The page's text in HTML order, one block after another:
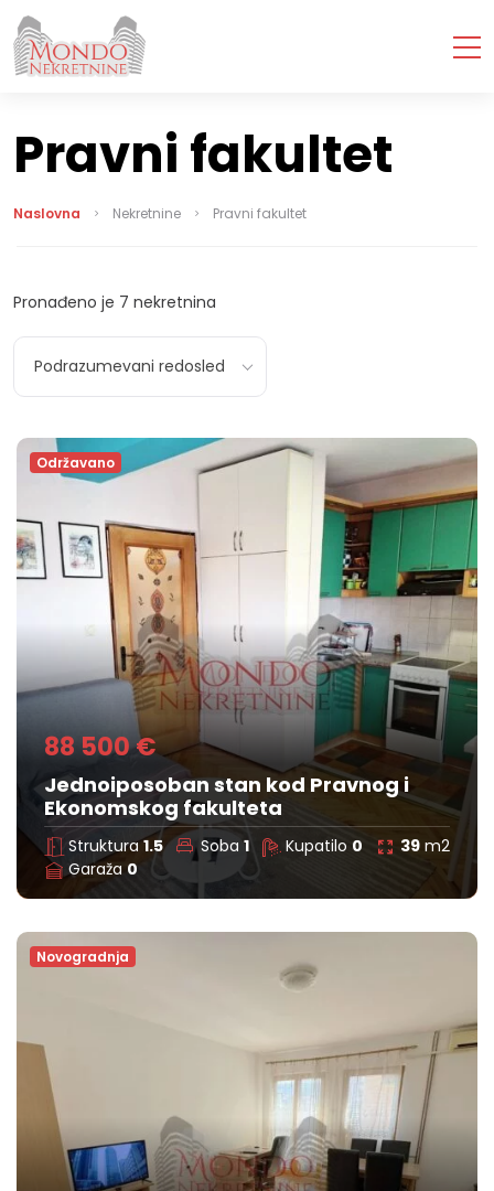
Pravni fakultet
Naslovna Nekretnine Pravni fakultet
Pronađeno je 7 nekretnina
Podrazumevani redosled
Održavano
88 500 €
Jednoiposoban stan kod Pravnog i
Ekonomskog fakulteta
Struktura1.5 Soba 1 Kupatilo 0 39m2
Garaža 0
Novogradnja